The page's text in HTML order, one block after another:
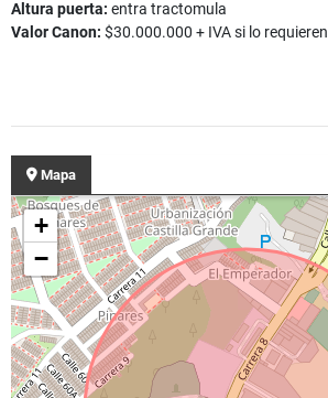
Altura puerta: entra tractomula
Valor Canon: $30.000.000 + IVA si lo requieren
Mapa
+
−